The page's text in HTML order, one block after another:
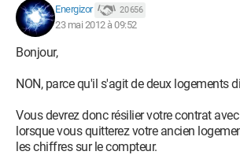
Energizor 20 656
23 mai 2012 à 09:52
Bonjour,
NON, parce qu'il s'agit de deux logements
Vous devrez donc résilier votre contrat
lorsque vous quitterez votre ancien
les chiffres sur le compteur.